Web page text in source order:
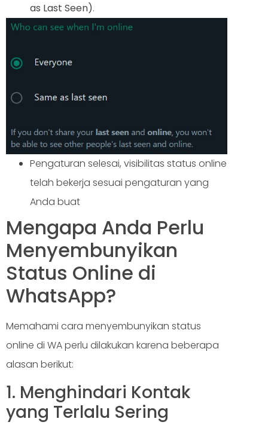
as Last Seen).
Pengaturan selesai, visibilitas status online
telah bekerja sesuai pengaturan yang
Anda buat
Mengapa Anda Perlu
Menyembunyikan
Status Online di
WhatsApp?
Memahami cara menyembunyikan status
online di WA perlu dilakukan karena beberapa
alasan berikut:
1. Menghindari Kontak
yang Terlalu Sering